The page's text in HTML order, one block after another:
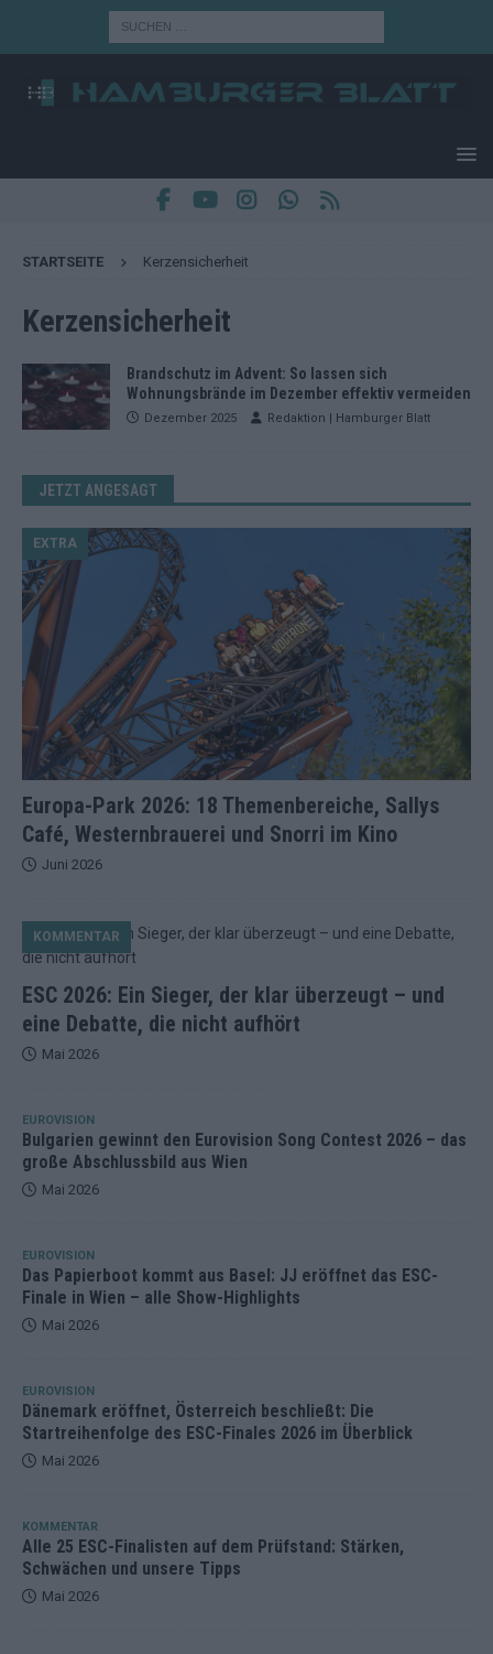
STARTSEITE Kerzensicherheit
Kerzensicherheit
Brandschutz im Advent: So lassen sich
Wohnungsbrände im Dezember effektiv vermeiden
Dezember 2025 Redaktion | Hamburger Blatt
JETZT ANGESAGT
Europa-Park 2026: 18 Themenbereiche, Sallys
Café, Westernbrauerei und Snorri im Kino
EXTRA
Juni 2026
ESC 2026: Ein Sieger, der klar überzeugt – und
eine Debatte, die nicht aufhört
KOMMENTAR
Mai 2026
EUROVISION
Bulgarien gewinnt den Eurovision Song Contest 2026 – das
große Abschlussbild aus Wien
Mai 2026
EUROVISION
Das Papierboot kommt aus Basel: JJ eröffnet das ESC-
Finale in Wien – alle Show-Highlights
Mai 2026
EUROVISION
Dänemark eröffnet, Österreich beschließt: Die
Startreihenfolge des ESC-Finales 2026 im Überblick
Mai 2026
KOMMENTAR
Alle 25 ESC-Finalisten auf dem Prüfstand: Stärken,
Schwächen und unsere Tipps
Mai 2026